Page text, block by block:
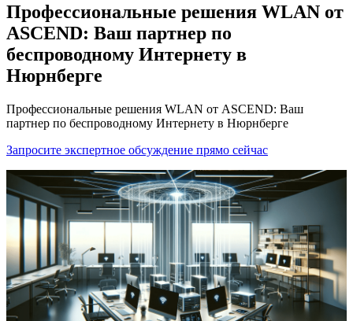
Профессиональные решения WLAN от
ASCEND: Ваш партнер по
беспроводному Интернету в
Нюрнберге
Профессиональные решения WLAN от ASCEND: Ваш
партнер по беспроводному Интернету в Нюрнберге
Запросите экспертное обсуждение прямо сейчас